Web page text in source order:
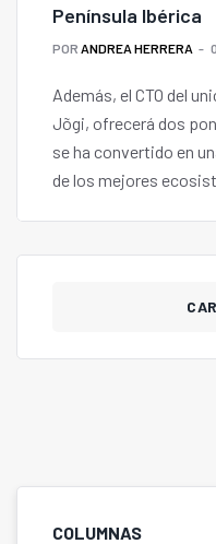
Península Ibérica
POR ANDREA HERRERA
Además, el CTO del
Jõgi, ofrecerá dos
se ha convertido en
de los mejores
COLUMNAS